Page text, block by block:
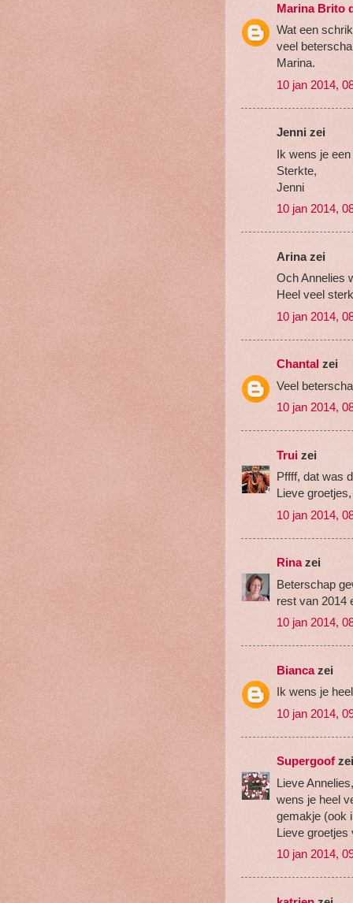
Marina Brito
Wat een
veel
Marina.
10 jan 2014,
Jenni zei
Ik wens je
Sterkte,
Jenni
10 jan 2014,
Arina zei
Och Annelies
Heel veel
10 jan 2014,
Chantal zei
Veel
10 jan 2014,
Trui zei
Pffff, dat was
Lieve
10 jan 2014,
Rinazei
Beterschap
rest van 2014
10 jan 2014,
Biancazei
Ik wens je
10 jan 2014,
Supergoof zei
Lieve
wens je heel
gemakje (ook
Lieve groetjes
10 jan 2014,